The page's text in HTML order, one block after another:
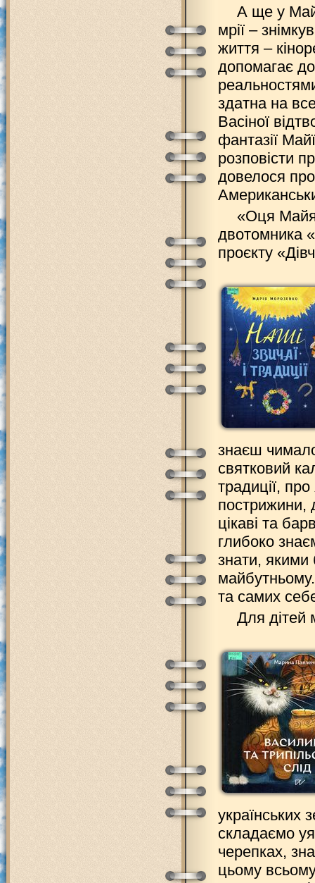
А ще у
мрії –
життя –
допомагає
здатна на
Васіної
фантазії
розповісти
довелося
«Оця
двотомника
проєкту
знаєш
святковий
традиції,
пострижини,
цікаві та
глибоко
знати, якими
та самих
Для дітей
українських
складаємо
черепках,
цьому